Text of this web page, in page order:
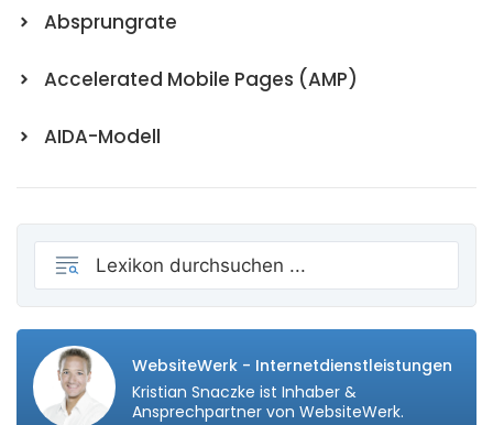
Absprungrate
Accelerated Mobile Pages (AMP)
AIDA-Modell
WebsiteWerk - Internetdienstleistungen
Kristian Snaczke ist Inhaber &
Ansprechpartner von WebsiteWerk.